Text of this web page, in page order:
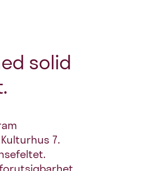
solid
7.